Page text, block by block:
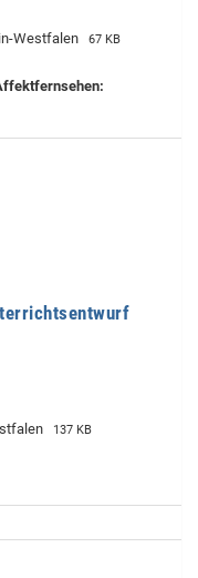
Westfalen 67 KB
137 KB